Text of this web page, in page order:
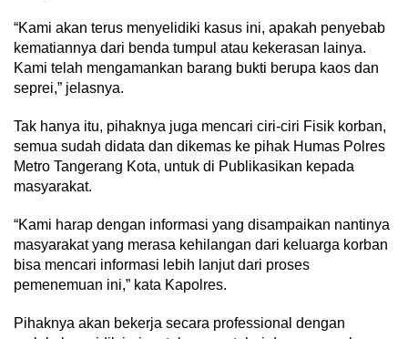
“Kami akan terus menyelidiki kasus ini, apakah penyebab
kematiannya dari benda tumpul atau kekerasan lainya.
Kami telah mengamankan barang bukti berupa kaos dan
seprei,” jelasnya.
Tak hanya itu, pihaknya juga mencari ciri-ciri Fisik korban,
semua sudah didata dan dikemas ke pihak Humas Polres
Metro Tangerang Kota, untuk di Publikasikan kepada
masyarakat.
“Kami harap dengan informasi yang disampaikan nantinya
masyarakat yang merasa kehilangan dari keluarga korban
bisa mencari informasi lebih lanjut dari proses
pemenemuan ini,” kata Kapolres.
Pihaknya akan bekerja secara professional dengan